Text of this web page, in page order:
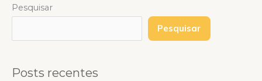
Pesquisar
Pesquisar
Posts recentes